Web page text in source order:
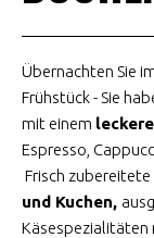
Übernachten Sie
Frühstück - Sie
mit einem
Espresso,
Frisch zubereitete
und Kuchen,
Käsespezialitäten